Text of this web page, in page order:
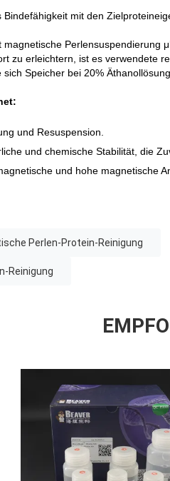
Bindefähigkeit mit den
magnetische Perlensuspendierung
zu erleichtern, ist es verwendete
sich Speicher bei 20%
und Resuspension.
und chemische Stabilität, die
und hohe magnetische
Perlen-Protein-Reinigung
Reinigung